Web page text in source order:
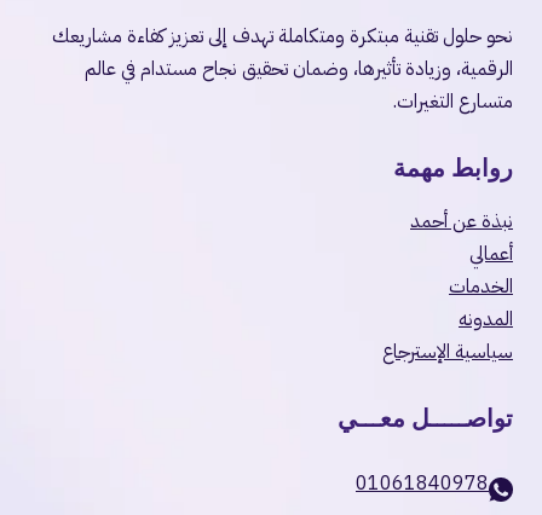
نحو حلول تقنية مبتكرة ومتكاملة تهدف إلى تعزيز كفاءة مشاريعك
الرقمية، وزيادة تأثيرها، وضمان تحقيق نجاح مستدام في عالم
متسارع التغيرات.
روابط مهمة
نبذة عن أحمد
أعمالي
الخدمات
المدونه
سياسية الإسترجاع
تواصـــــل معـــي
01061840978